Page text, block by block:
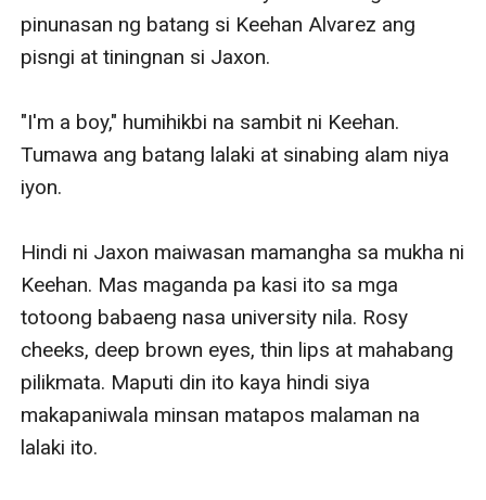
pinunasan ng batang si Keehan Alvarez ang
pisngi at tiningnan si Jaxon.
"I'm a boy," humihikbi na sambit ni Keehan.
Tumawa ang batang lalaki at sinabing alam niya
iyon.
Hindi ni Jaxon maiwasan mamangha sa mukha ni
Keehan. Mas maganda pa kasi ito sa mga
totoong babaeng nasa university nila. Rosy
cheeks, deep brown eyes, thin lips at mahabang
pilikmata. Maputi din ito kaya hindi siya
makapaniwala minsan matapos malaman na
lalaki ito.